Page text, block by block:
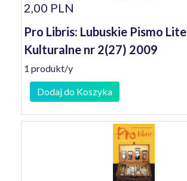
2,00 PLN
Pro Libris: Lubuskie Pismo
Kulturalne nr 2(27) 2009
1 produkt/y
Dodaj do Koszyka